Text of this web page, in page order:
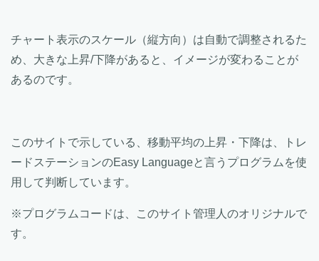
チャート表示のスケール（縦方向）は自動で調整されるた
め、大きな上昇/下降があると、イメージが変わることが
あるのです。
このサイトで示している、移動平均の上昇・下降は、トレ
ードステーションのEasy Languageと言うプログラムを使
用して判断しています。
※プログラムコードは、このサイト管理人のオリジナルで
す。